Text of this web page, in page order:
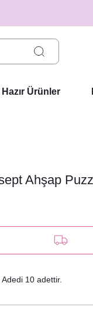
Hazır Ürünler
Ahşap
10 adettir.